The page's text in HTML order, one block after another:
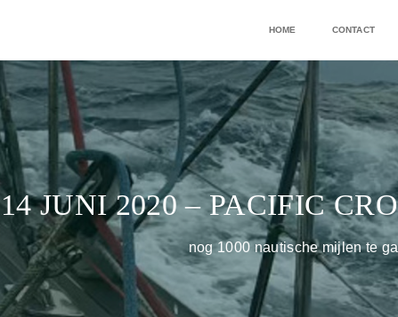
HOME CONTACT
14 JUNI 2020 – PACIFIC
nog 1000 nautische mijlen te